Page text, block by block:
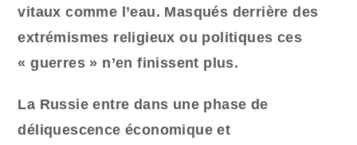
vitaux comme l’eau. Masqués derrière des
extrémismes religieux ou politiques ces
« guerres » n’en finissent plus.
La Russie entre dans une phase de
déliquescence économique et